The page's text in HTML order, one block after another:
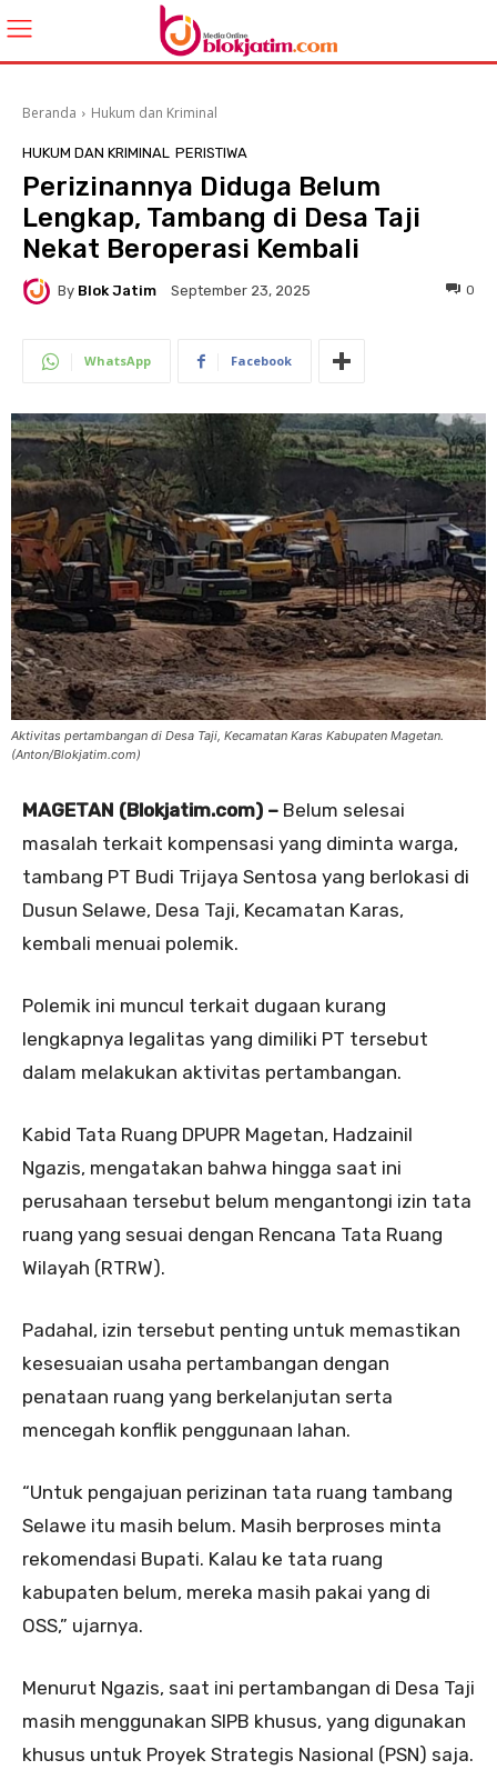
Beranda Hukum dan Kriminal
HUKUM DAN KRIMINAL PERISTIWA
Perizinannya Diduga Belum
Lengkap, Tambang di Desa Taji
Nekat Beroperasi Kembali
By Blok Jatim September 23, 2025 0
WhatsApp Facebook
Aktivitas pertambangan di Desa Taji, Kecamatan Karas Kabupaten Magetan.
(Anton/Blokjatim.com)
MAGETAN (Blokjatim.com) – Belum selesai
masalah terkait kompensasi yang diminta warga,
tambang PT Budi Trijaya Sentosa yang berlokasi di
Dusun Selawe, Desa Taji, Kecamatan Karas,
kembali menuai polemik.
Polemik ini muncul terkait dugaan kurang
lengkapnya legalitas yang dimiliki PT tersebut
dalam melakukan aktivitas pertambangan.
Kabid Tata Ruang DPUPR Magetan, Hadzainil
Ngazis, mengatakan bahwa hingga saat ini
perusahaan tersebut belum mengantongi izin tata
ruang yang sesuai dengan Rencana Tata Ruang
Wilayah (RTRW).
Padahal, izin tersebut penting untuk memastikan
kesesuaian usaha pertambangan dengan
penataan ruang yang berkelanjutan serta
mencegah konflik penggunaan lahan.
“Untuk pengajuan perizinan tata ruang tambang
Selawe itu masih belum. Masih berproses minta
rekomendasi Bupati. Kalau ke tata ruang
kabupaten belum, mereka masih pakai yang di
OSS,” ujarnya.
Menurut Ngazis, saat ini pertambangan di Desa Taji
masih menggunakan SIPB khusus, yang digunakan
khusus untuk Proyek Strategis Nasional (PSN) saja.